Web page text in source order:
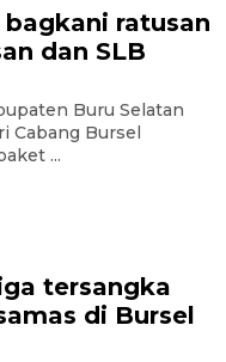
ratusan
dan SLB
Buru Selatan
Cabang Bursel
...
tersangka
di Bursel
semua pihak buka
anak di lembaga